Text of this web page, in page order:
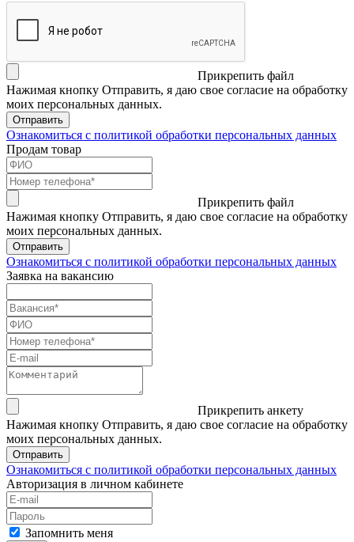
Прикрепить файл
Нажимая кнопку Отправить, я даю свое согласие на обработку
моих персональных данных.
Отправить
Ознакомиться с политикой обработки персональных данных
Продам товар
Прикрепить файл
Нажимая кнопку Отправить, я даю свое согласие на обработку
моих персональных данных.
Отправить
Ознакомиться с политикой обработки персональных данных
Заявка на вакансию
Прикрепить анкету
Нажимая кнопку Отправить, я даю свое согласие на обработку
моих персональных данных.
Отправить
Ознакомиться с политикой обработки персональных данных
Авторизация в личном кабинете
Запомнить меня